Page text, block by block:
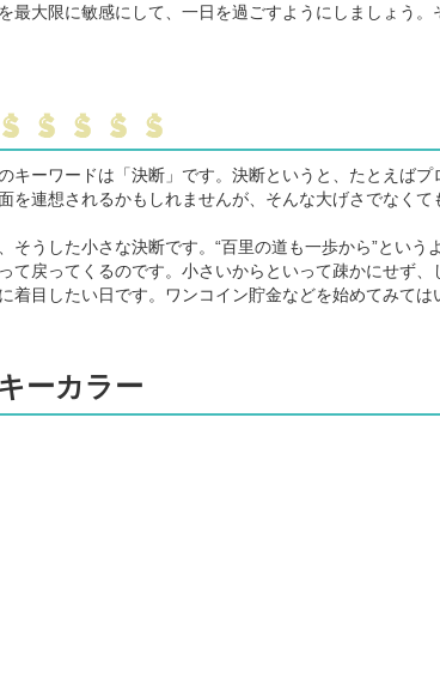
最大限に敏感にして、一日を過ごすようにしましょう
キーワードは「決断」です。決断というと、たとえば
を連想されるかもしれませんが、そんな大げさでなく
そうした小さな決断です。“百里の道も一歩から”とい
て戻ってくるのです。小さいからといって疎かにせず、
目したい日です。ワンコイン貯金などを始めてみては
ーカラー